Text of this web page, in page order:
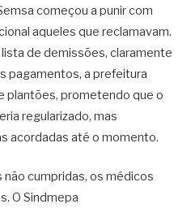
começou a punir com
aqueles que reclamavam.
de demissões, claramente
pagamentos, a prefeitura
plantões, prometendo que o
regularizado, mas
acordadas até o momento.
cumpridas, os médicos
O Sindmepa